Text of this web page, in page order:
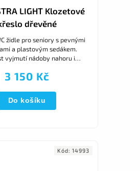
LIGHT Klozetové
dřevěné
3 150 Kč
Do košíku
židle pro seniory s pevnými
a plastovým sedákem.
vyjmutí nádoby nahoru i
Kód: 14993